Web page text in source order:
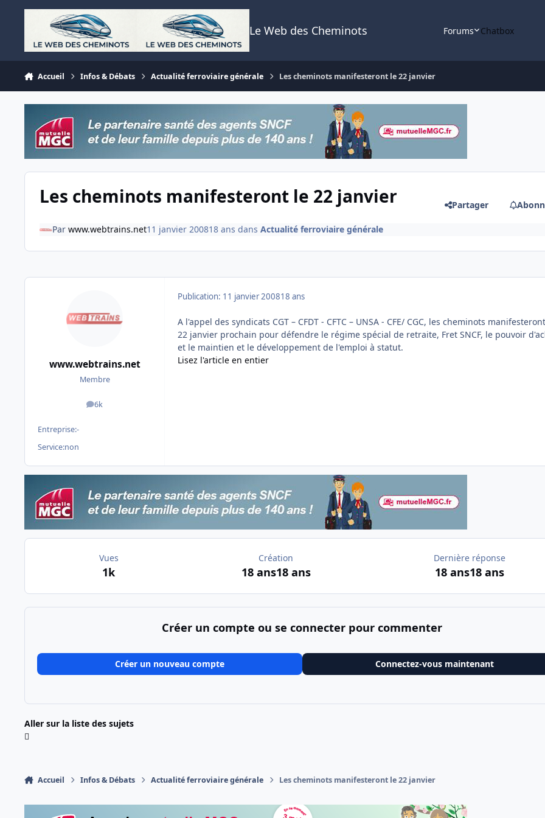
Aller au contenu
Le Web des Cheminots Forums Chatbox
Accueil Infos & Débats Actualité ferroviaire générale Les cheminots manifesteront le 22 janvier
Les cheminots manifesteront le 22 janvier Partager
Par www.webtrains.net11 janvier 200818 ans dans Actualité ferroviaire générale
www.webtrains.net
Membre
6k
messages
Entreprise:-
Service:non
Publication: 11 janvier 200818 ans
A l'appel des syndicats CGT – CFDT - CFTC – UNSA - CFE/ CGC, les cheminots
22 janvier prochain pour défendre le régime spécial de retraite, Fret SNCF, le pouvoir
et le maintien et le développement de l'emploi à statut.
Lisez l'article en entier
Vues
1k
Création
18 ans18 ans
Dernière réponse
18 ans18 ans
Créer un compte ou se connecter pour commenter
Créer un nouveau compte Connectez-vous maintenant
Aller sur la liste des sujets
Accueil Infos & Débats Actualité ferroviaire générale Les cheminots manifesteront le 22 janvier